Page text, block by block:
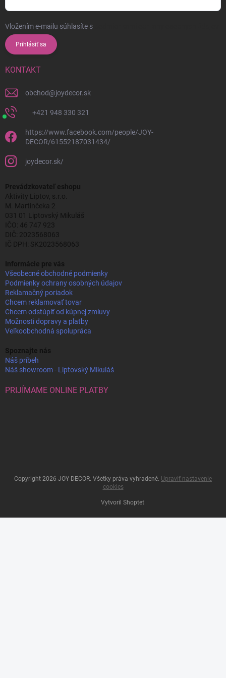
Vložením e-mailu súhlasíte s
Prihlásiť sa
KONTAKT
obchod@joydecor.sk
+421 948 330 321
https://www.facebook.com/people/JOY-
DECOR/61552187031434/
joydecor.sk/
Prevádzkovateľ eshopu
Aktivity Liptov, s.r.o.
M. Martinčeka 2
031 01 Liptovský Mikuláš
IČO: 46 747 923
DIČ: 2023568063
IČ DPH: SK2023568063
Informácie pre vás
Všeobecné obchodné podmienky
Podmienky ochrany osobných údajov
Reklamačný poriadok
Chcem reklamovať tovar
Chcem odstúpiť od kúpnej zmluvy
Možnosti dopravy a platby
Veľkoobchodná spolupráca
Spoznajte nás
Náš príbeh
Náš showroom - Liptovský Mikuláš
PRIJÍMAME ONLINE PLATBY
Vytvoril Shoptet
Copyright 2026 JOY DECOR . Všetky práva vyhradené. Upraviť nastavenie
cookies